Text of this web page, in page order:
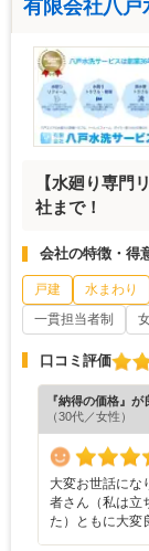
有限会社八戸
【水廻り専門
社まで！
会社の特徴・得
戸建 水まわり
一貫担当者制
口コミ評価
『納得の価格』が
（30代／女性）
大変お世話にな
者さん（私は立
た）ともに大変